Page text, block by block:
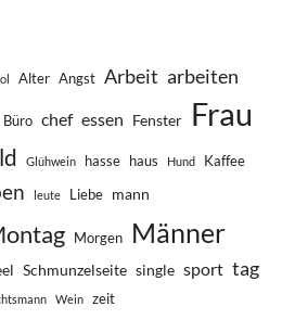
Alter Angst Arbeit arbeiten
Büro chef essen Fenster Frau
Glühwein hasse haus Hund Kaffee
leute Liebe mann
Morgen Männer
Schmunzelseite single sport tag
Wein zeit